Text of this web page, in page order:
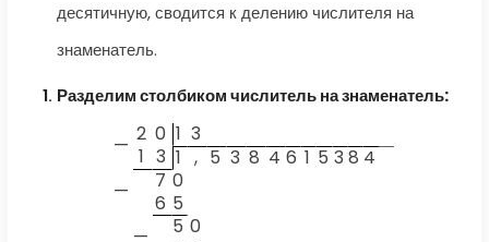
десятичную, сводится к делению числителя на
знаменатель.
Разделим столбиком числитель на знаменатель:
— 2 0 1 3
1 3 1 , 5 3 8 4 6 1 5 3 8 4
—
7 0
6 5
5 0